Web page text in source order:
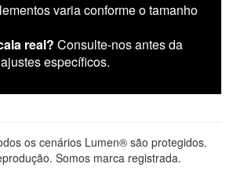
varia conforme o tamanho
real? Consulte-nos antes da
específicos.
os cenários Lumen® são protegidos.
Somos marca registrada.